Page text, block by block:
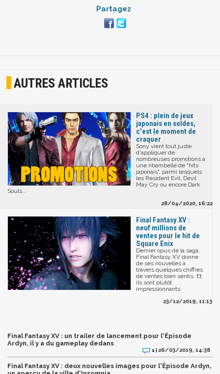
Partagez
AUTRES ARTICLES
PS4 : plein de jeux
japonais en soldes,
c'est le moment de
craquer
Sony vient tout juste
d'appliquer de
nombreuses promotions à
une ribambelle de "hits
japonais", parmi lesquels
les Resident Evil, Devil
May Cry ou encore Dark
Souls...
28/04/2020, 16:22
Final Fantasy XV :
neuf millions de
ventes pour le hit de
Square Enix
Dernier opus de la saga,
Final Fantasy XV donne
de ses nouvelles à
travers quelques chiffres
de ventes bien sentis. Et
ils sont plutôt
impressionnants.
23/12/2019, 11:13
Final Fantasy XV : un trailer de lancement pour l'Épisode
Ardyn, il y a du gameplay dedans
1 | 26/03/2019, 14:38
Final Fantasy XV : deux nouvelles images pour l'Épisode Ardyn,